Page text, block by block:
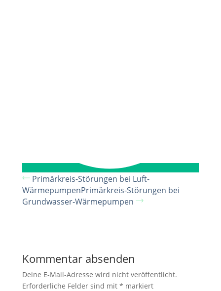
Primärkreis-Störungen bei Luft-
WärmepumpenPrimärkreis‑Störungen bei
Grundwasser‑Wärmepumpen
Kommentar absenden
Deine E-Mail-Adresse wird nicht veröffentlicht.
Erforderliche Felder sind mit * markiert